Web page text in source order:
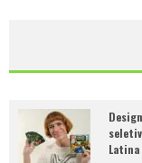
Latina